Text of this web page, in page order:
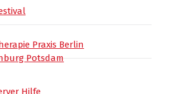
Praxis Berlin
Potsdam
Hilfe